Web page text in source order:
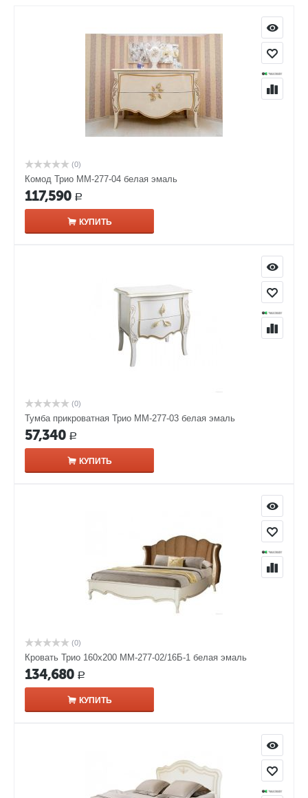
(0)
Комод Трио ММ-277-04 белая эмаль
117,590 Р
КУПИТЬ
(0)
Тумба прикроватная Трио ММ-277-03 белая эмаль
57,340 Р
КУПИТЬ
(0)
Кровать Трио 160х200 ММ-277-02/16Б-1 белая эмаль
134,680 Р
КУПИТЬ